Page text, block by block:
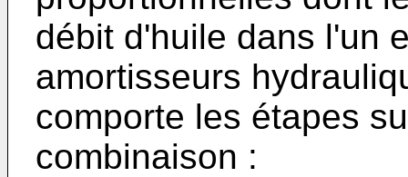
débit d'huile dans l'un
amortisseurs
comporte les étapes
combinaison :